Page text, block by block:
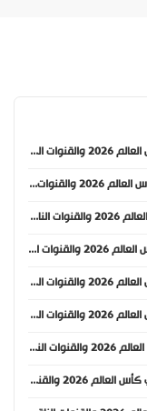
موعد مباراة إنجلترا وكرواتيا في كأس العالم 2026 والقنوات الناقلة
موعد مباراة البرتغال والكونغو في كأس العالم 2026 والقنوات الناقلة
موعد مباراة النمسا والأردن في كأس العالم 2026 والقنوات الناقلة
موعد مباراة الأرجنتين والجزائر في كأس العالم 2026 والقنوات الناقلة
موعد مباراة العراق والنرويج في كأس العالم 2026 والقنوات الناقلة
موعد مباراة فرنسا والسنغال في كأس العالم 2026 والقنوات الناقلة
موعد مباراة إيران ونيوزيلندا في كأس العالم 2026 والقنوات الناقلة
موعد مباراة السعودية وأوروغواي في كأس العالم 2026 والقنوات الناقلة